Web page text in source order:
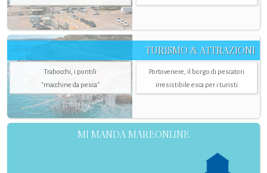
TURISMO & ATTRAZIONI
Trabocchi, i pontili
"macchine da pesca"
Portovenere, il borgo di pescatori
irresistibile esca per i turisti
MI MANDA MAREONLINE